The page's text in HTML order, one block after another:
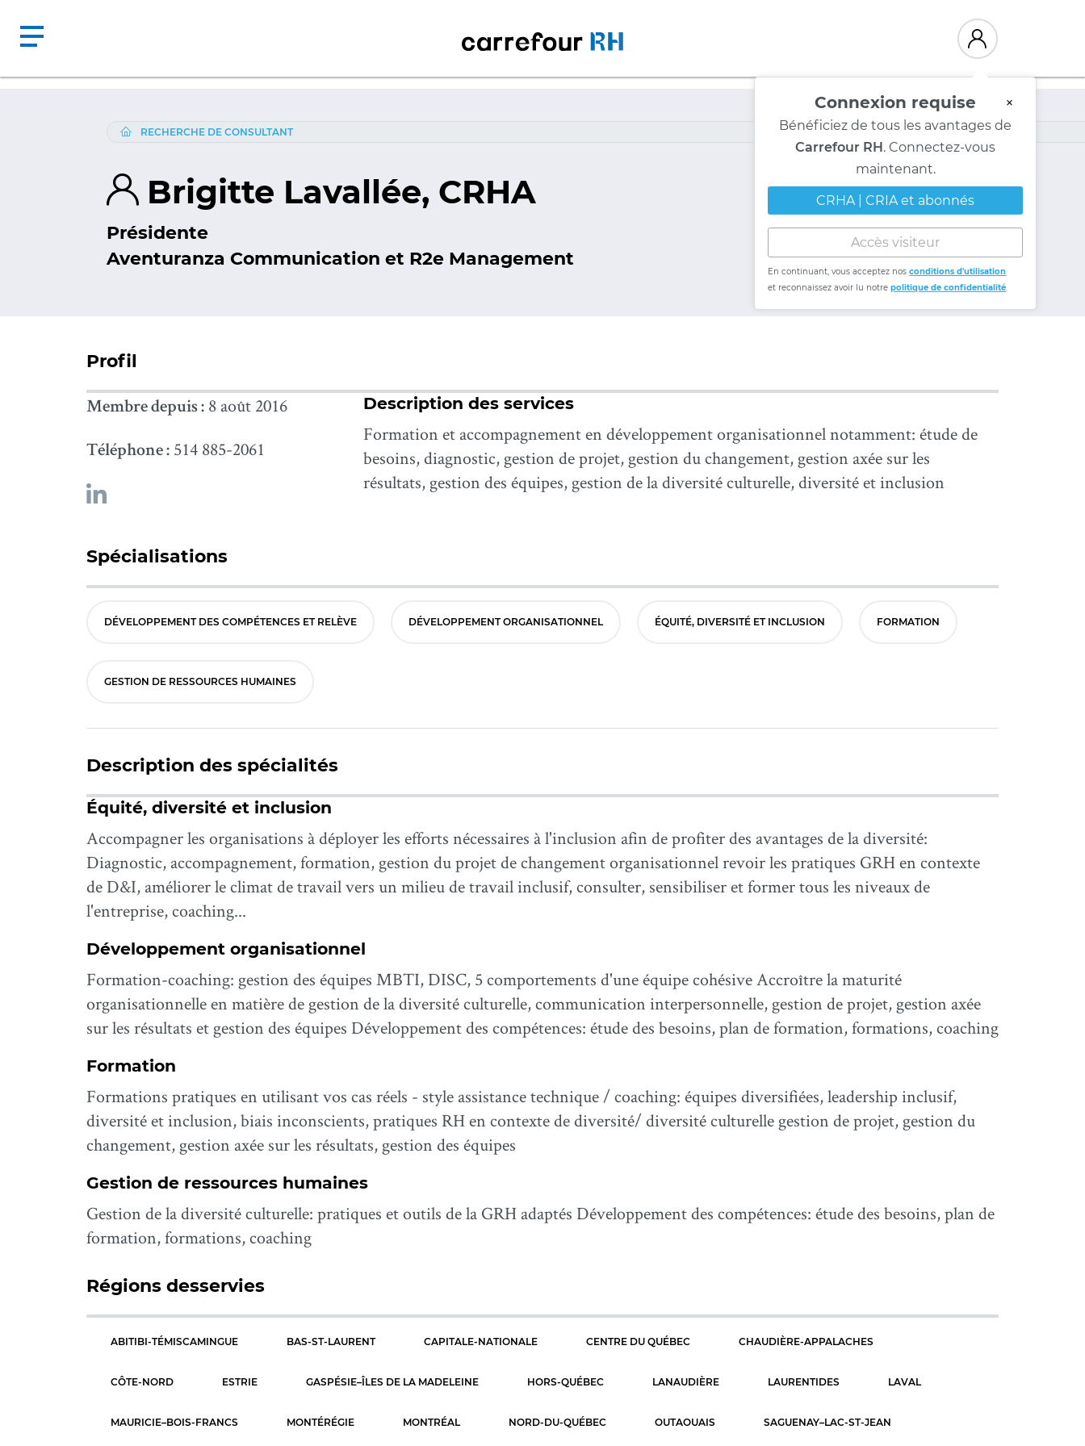
Connexion requise ×
Bénéficiez de tous les avantages de
Carrefour RH . Connectez-vous
maintenant.
CRHA | CRIA et abonnés
Accès visiteur
En continuant, vous acceptez nos
conditions d'utilisation
et reconnaissez avoir lu notre
politique de confidentialité
RECHERCHE DE CONSULTANT
Brigitte Lavallée, CRHA
Présidente
Aventuranza Communication et R2e Management
Profil
Membre depuis : 8 août 2016
Téléphone : 514 885-2061
Description des services
Formation et accompagnement en développement organisationnel notamment: étude de
besoins, diagnostic, gestion de projet, gestion du changement, gestion axée sur les
résultats, gestion des équipes, gestion de la diversité culturelle, diversité et inclusion
Spécialisations
DÉVELOPPEMENT DES COMPÉTENCES ET RELÈVE DÉVELOPPEMENT ORGANISATIONNEL ÉQUITÉ, DIVERSITÉ ET INCLUSION FORMATION
GESTION DE RESSOURCES HUMAINES
Description des spécialités
Équité, diversité et inclusion
Accompagner les organisations à déployer les efforts nécessaires à l'inclusion afin de profiter des avantages de la diversité:
Diagnostic, accompagnement, formation, gestion du projet de changement organisationnel revoir les pratiques GRH en contexte
de D&I, améliorer le climat de travail vers un milieu de travail inclusif, consulter, sensibiliser et former tous les niveaux de
l'entreprise, coaching...
Développement organisationnel
Formation-coaching: gestion des équipes MBTI, DISC, 5 comportements d'une équipe cohésive Accroître la maturité
organisationnelle en matière de gestion de la diversité culturelle, communication interpersonnelle, gestion de projet, gestion axée
sur les résultats et gestion des équipes Développement des compétences: étude des besoins, plan de formation, formations, coaching
Formation
Formations pratiques en utilisant vos cas réels - style assistance technique / coaching: équipes diversifiées, leadership inclusif,
diversité et inclusion, biais inconscients, pratiques RH en contexte de diversité/ diversité culturelle gestion de projet, gestion du
changement, gestion axée sur les résultats, gestion des équipes
Gestion de ressources humaines
Gestion de la diversité culturelle: pratiques et outils de la GRH adaptés Développement des compétences: étude des besoins, plan de
formation, formations, coaching
Régions desservies
ABITIBI-TÉMISCAMINGUE BAS-ST-LAURENT CAPITALE-NATIONALE CENTRE DU QUÉBEC CHAUDIÈRE-APPALACHES
CÔTE-NORD ESTRIE GASPÉSIE–ÎLES DE LA MADELEINE HORS-QUÉBEC LANAUDIÈRE LAURENTIDES LAVAL
MAURICIE–BOIS-FRANCS MONTÉRÉGIE MONTRÉAL NORD-DU-QUÉBEC OUTAOUAIS SAGUENAY–LAC-ST-JEAN